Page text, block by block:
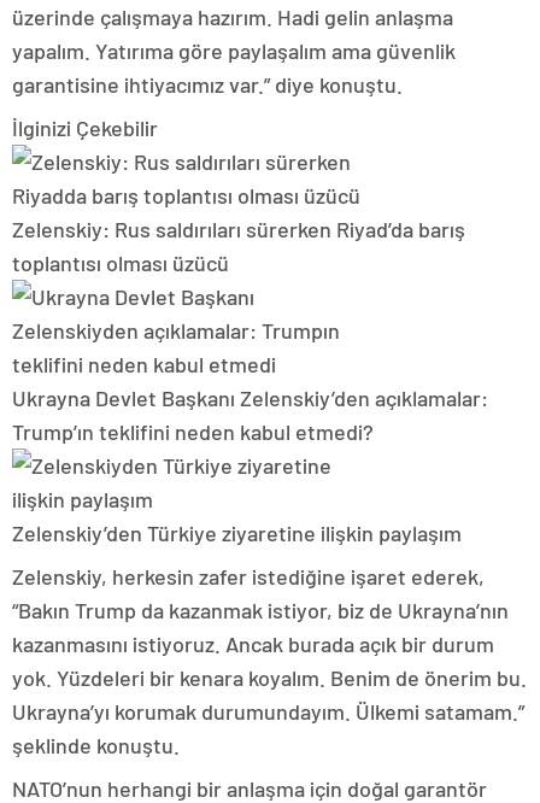
üzerinde çalışmaya hazırım. Hadi gelin anlaşma
yapalım. Yatırıma göre paylaşalım ama güvenlik
garantisine ihtiyacımız var.” diye konuştu.
İlginizi Çekebilir
Zelenskiy: Rus saldırıları sürerken Riyad’da barış
toplantısı olması üzücü
Ukrayna Devlet Başkanı Zelenskiy’den açıklamalar:
Trump’ın teklifini neden kabul etmedi?
Zelenskiy’den Türkiye ziyaretine ilişkin paylaşım
Zelenskiy, herkesin zafer istediğine işaret ederek,
“Bakın Trump da kazanmak istiyor, biz de Ukrayna’nın
kazanmasını istiyoruz. Ancak burada açık bir durum
yok. Yüzdeleri bir kenara koyalım. Benim de önerim bu.
Ukrayna’yı korumak durumundayım. Ülkemi satamam.”
şeklinde konuştu.
NATO’nun herhangi bir anlaşma için doğal garantör